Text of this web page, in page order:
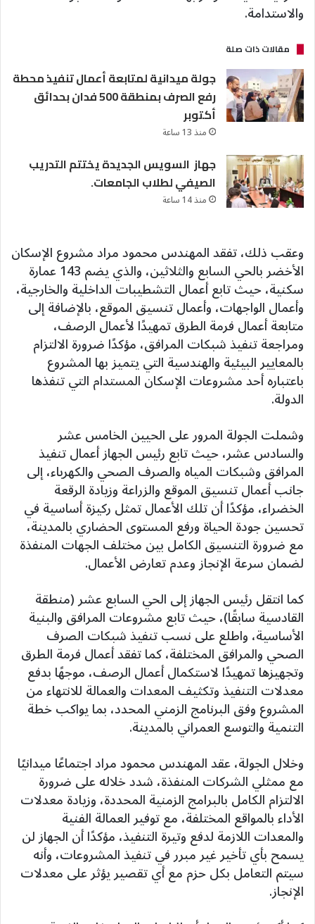
والاستدامة.
مقالات ذات صلة
جولة ميدانية لمتابعة أعمال تنفيذ محطة
رفع الصرف بمنطقة 500 فدان بحدائق
أكتوبر
منذ 13 ساعة
جهاز السويس الجديدة يختتم التدريب
الصيفي لطلاب الجامعات.
منذ 14 ساعة
وعقب ذلك، تفقد المهندس محمود مراد مشروع الإسكان
الأخضر بالحي السابع والثلاثين، والذي يضم 143 عمارة
سكنية، حيث تابع أعمال التشطيبات الداخلية والخارجية،
وأعمال الواجهات، وأعمال تنسيق الموقع، بالإضافة إلى
متابعة أعمال فرمة الطرق تمهيدًا لأعمال الرصف،
ومراجعة تنفيذ شبكات المرافق، مؤكدًا ضرورة الالتزام
بالمعايير البيئية والهندسية التي يتميز بها المشروع
باعتباره أحد مشروعات الإسكان المستدام التي تنفذها
الدولة.
وشملت الجولة المرور على الحيين الخامس عشر
والسادس عشر، حيث تابع رئيس الجهاز أعمال تنفيذ
المرافق وشبكات المياه والصرف الصحي والكهرباء، إلى
جانب أعمال تنسيق الموقع والزراعة وزيادة الرقعة
الخضراء، مؤكدًا أن تلك الأعمال تمثل ركيزة أساسية في
تحسين جودة الحياة ورفع المستوى الحضاري بالمدينة،
مع ضرورة التنسيق الكامل بين مختلف الجهات المنفذة
لضمان سرعة الإنجاز وعدم تعارض الأعمال.
كما انتقل رئيس الجهاز إلى الحي السابع عشر (منطقة
القادسية سابقًا)، حيث تابع مشروعات المرافق والبنية
الأساسية، واطلع على نسب تنفيذ شبكات الصرف
الصحي والمرافق المختلفة، كما تفقد أعمال فرمة الطرق
وتجهيزها تمهيدًا لاستكمال أعمال الرصف، موجهًا بدفع
معدلات التنفيذ وتكثيف المعدات والعمالة للانتهاء من
المشروع وفق البرنامج الزمني المحدد، بما يواكب خطة
التنمية والتوسع العمراني بالمدينة.
وخلال الجولة، عقد المهندس محمود مراد اجتماعًا ميدانيًا
مع ممثلي الشركات المنفذة، شدد خلاله على ضرورة
الالتزام الكامل بالبرامج الزمنية المحددة، وزيادة معدلات
الأداء بالمواقع المختلفة، مع توفير العمالة الفنية
والمعدات اللازمة لدفع وتيرة التنفيذ، مؤكدًا أن الجهاز لن
يسمح بأي تأخير غير مبرر في تنفيذ المشروعات، وأنه
سيتم التعامل بكل حزم مع أي تقصير يؤثر على معدلات
الإنجاز.